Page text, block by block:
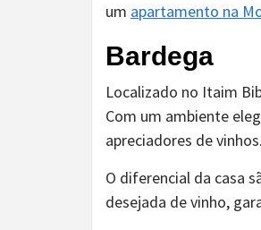
um apartamento na
Bardega
Localizado no Itaim
Com um ambiente
apreciadores de vinhos.
O diferencial da casa
desejada de vinho,